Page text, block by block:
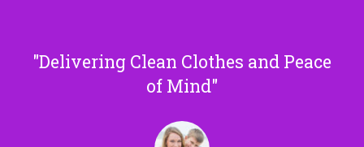
Delivering Clean Clothes and Peace
of Mind